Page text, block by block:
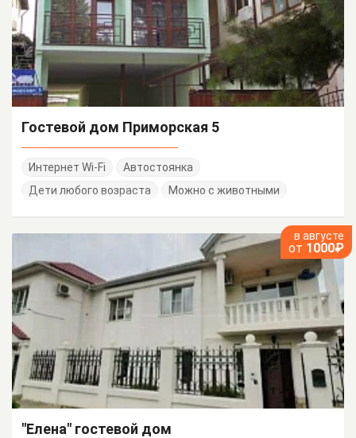
Гостевой дом Приморская 5
Интернет Wi-Fi
Автостоянка
Дети любого возраста
Можно с животными
в августе
от 1000₽
"Елена" гостевой дом